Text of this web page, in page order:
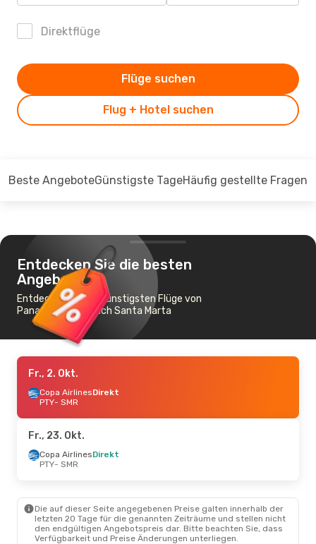
Direktflüge
Flug + Hotel suchen
Flüge suchen
Beste AngeboteGünstigste TageHäufig gestellte Fragen
Entdecken Sie die besten
Angebote
Entdecken Sie die günstigsten Flüge von
Panama-Stadt nach Santa Marta
Fr., 2. Okt.
Copa AirlinesDirekt
PTY- SMR
Fr., 23. Okt.
Copa AirlinesDirekt
PTY- SMR
Die auf dieser Seite angegebenen Preise galten innerhalb der
letzten 20 Tage für die genannten Zeiträume und stellen nicht
den endgültigen Angebotspreis dar. Bitte beachten Sie, dass
Verfügbarkeit und Preise Änderungen unterliegen.